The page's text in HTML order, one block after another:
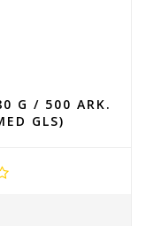
G / 500 ARK.
GLS)